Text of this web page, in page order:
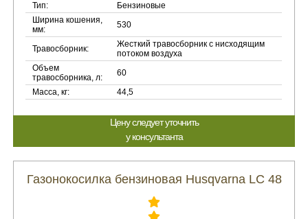
Тип:
Бензиновые
Ширина кошения,
мм:
530
Травосборник:
Жесткий травосборник с нисходящим
потоком воздуха
Объем
травосборника, л:
60
Масса, кг:
44,5
Цену следует уточнить
у консультанта
Газонокосилка бензиновая Husqvarna LC 48